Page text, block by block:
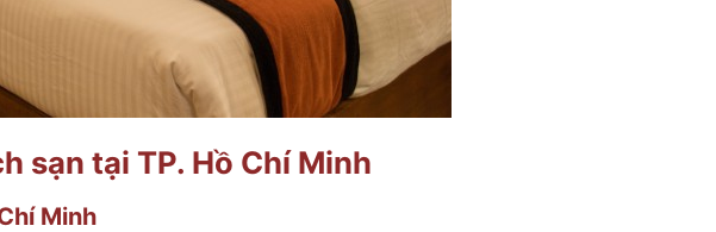
sạn tại TP. Hồ Chí Minh
Minh